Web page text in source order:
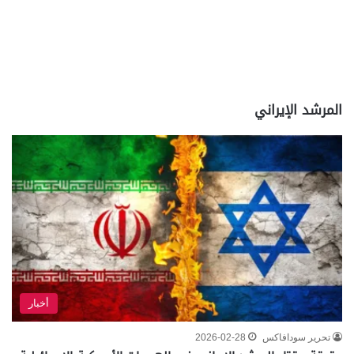
المرشد الإيراني
أخبار
تحرير سودافاكس 2026-02-28